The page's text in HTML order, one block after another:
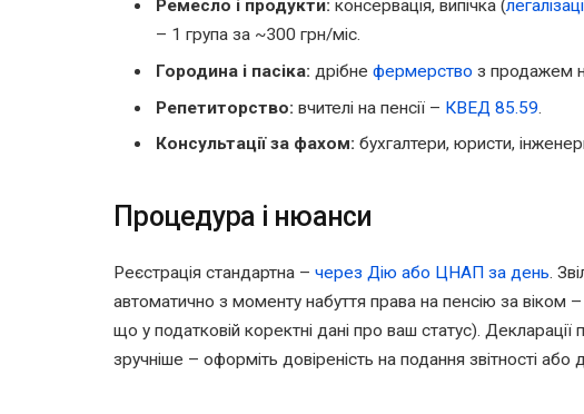
Ремесло і продукти: консервація, випічка (
– 1 група за ~300 грн/міс.
Городина і пасіка: дрібне фермерство з продажем
Репетиторство: вчителі на пенсії – КВЕД 85.59
Консультації за фахом: бухгалтери, юристи,
Процедура і нюанси
Реєстрація стандартна – через Дію або ЦНАП за день.
автоматично з моменту набуття права на пенсію за віком
що у податковій коректні дані про ваш статус).
зручніше – оформіть довіреність на подання звітності або